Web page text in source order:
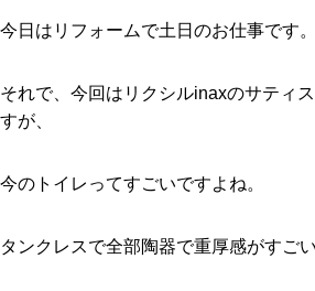
今日はリフォームで土日のお仕事です。
それで、今回はリクシルinaxのサティ
すが、
今のトイレってすごいですよね。
タンクレスで全部陶器で重厚感がすごい